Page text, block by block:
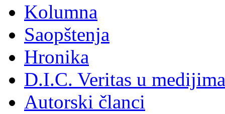
Kolumna
Saopštenja
Hronika
D.I.C. Veritas u medijima
Autorski članci